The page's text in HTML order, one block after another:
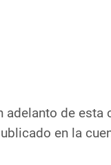
adelanto de esta
en la